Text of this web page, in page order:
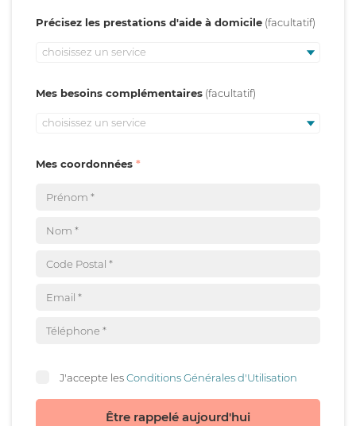
Précisez les prestations d'aide à domicile
choisissez un service
Mes besoins complémentaires
choisissez un service
Mes coordonnées
J'accepte lesConditions Générales d'Utilisation
Être rappelé aujourd'hui